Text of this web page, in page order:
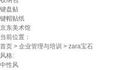
键盘贴
键帽贴纸
京东美术馆
当前位置：
首页 > 企业管理与培训 > zara宝石
风格:
中性风